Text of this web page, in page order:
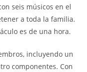
seis músicos en el
a toda la familia.
es de una hora.
incluyendo un
componentes. Con